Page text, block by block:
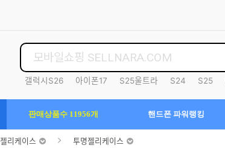
갤럭시S26 아이폰17 S25울트라 S24 S25
판매상품수 11956개 핸드폰 파워랭킹
젤리케이스 투명젤리케이스